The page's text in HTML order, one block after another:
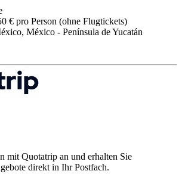
€ pro Person (ohne Flugtickets)
México - Península de Yucatán
mit Quotatrip an und erhalten Sie
direkt in Ihr Postfach.